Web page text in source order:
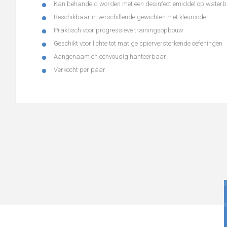
Kan behandeld worden met een desinfectiemiddel op
Beschikbaar in verschillende gewichten met kleurcode
Praktisch voor progressieve trainingsopbouw
Geschikt voor lichte tot matige spierversterkende oefeningen
Aangenaam en eenvoudig hanteerbaar
Verkocht per paar